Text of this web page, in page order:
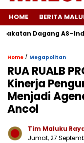
HOME BERITA
Dagang
Home / Megapolitan
RUA RUALB
Kinerja
Menjadi
Ancol
Tim Maluku
Jumat, 27